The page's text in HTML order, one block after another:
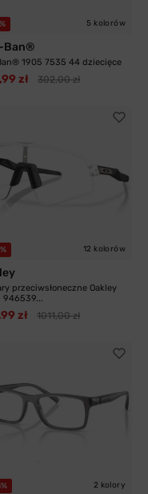
5 kolorów
Ban®
1905 7535 44 dziecięce
zł 302,00 zł
12 kolorów
przeciwsłoneczne Oakley
946539...
zł 1011,00 zł
2 kolory